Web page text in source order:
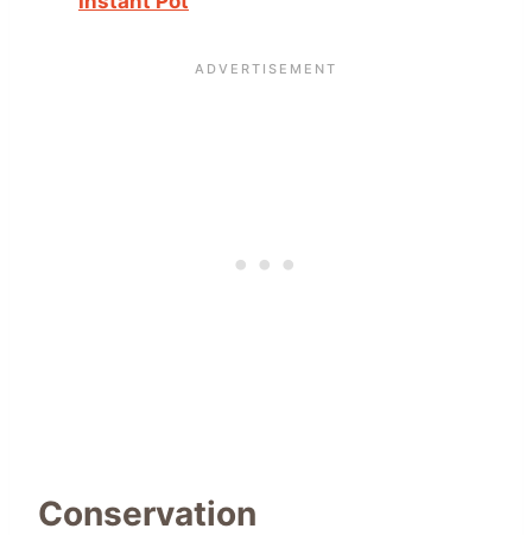
Conservation